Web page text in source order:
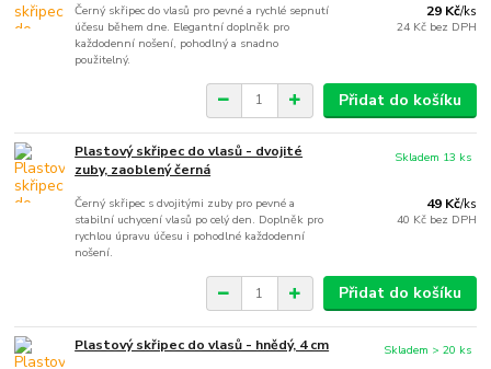
Černý skřipec do vlasů pro pevné a rychlé sepnutí
účesu během dne. Elegantní doplněk pro
každodenní nošení, pohodlný a snadno
použitelný.
29 Kč/ks
24 Kč bez DPH
Přidat do košíku
Plastový skřipec do vlasů - dvojité
zuby, zaoblený černá
Černý skřipec s dvojitými zuby pro pevné a
stabilní uchycení vlasů po celý den. Doplněk pro
rychlou úpravu účesu i pohodlné každodenní
nošení.
49 Kč/ks
40 Kč bez DPH
Skladem 13 ks
Přidat do košíku
Plastový skřipec do vlasů - hnědý, 4 cm Skladem > 20 ks